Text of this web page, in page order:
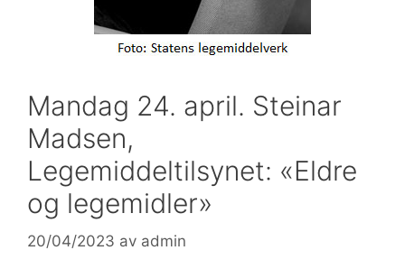
Mandag 24. april. Steinar
Madsen,
Legemiddeltilsynet: «Eldre
og legemidler»
20/04/2023 av admin